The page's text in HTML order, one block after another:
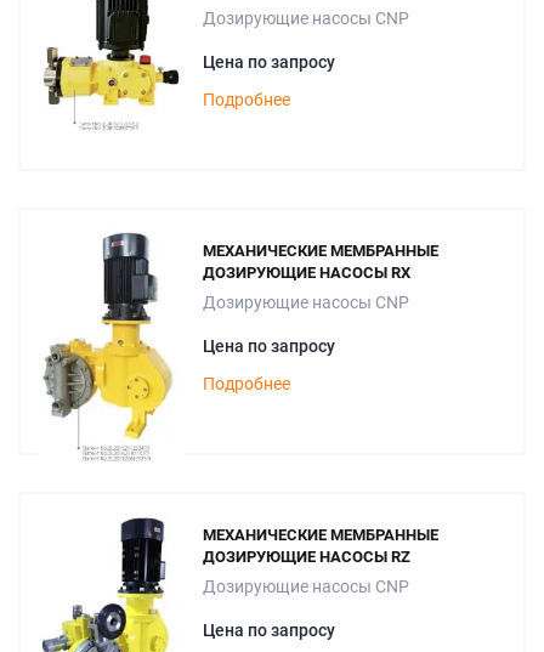
Дозирующие насосы CNP
Цена по запросу
Подробнее
МЕХАНИЧЕСКИЕ МЕМБРАННЫЕ
ДОЗИРУЮЩИЕ НАСОСЫ RX
Дозирующие насосы CNP
Цена по запросу
Подробнее
МЕХАНИЧЕСКИЕ МЕМБРАННЫЕ
ДОЗИРУЮЩИЕ НАСОСЫ RZ
Дозирующие насосы CNP
Цена по запросу